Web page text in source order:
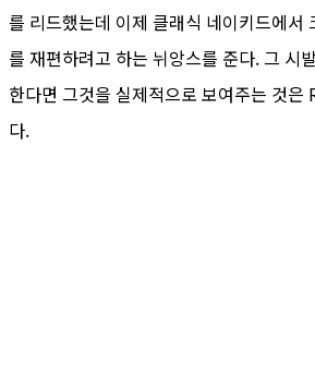
를 리드했는데 이제 클래식 네이키드에서
를 재편하려고 하는 뉘앙스를 준다. 그 시
한다면 그것을 실제적으로 보여주는 것은
다.